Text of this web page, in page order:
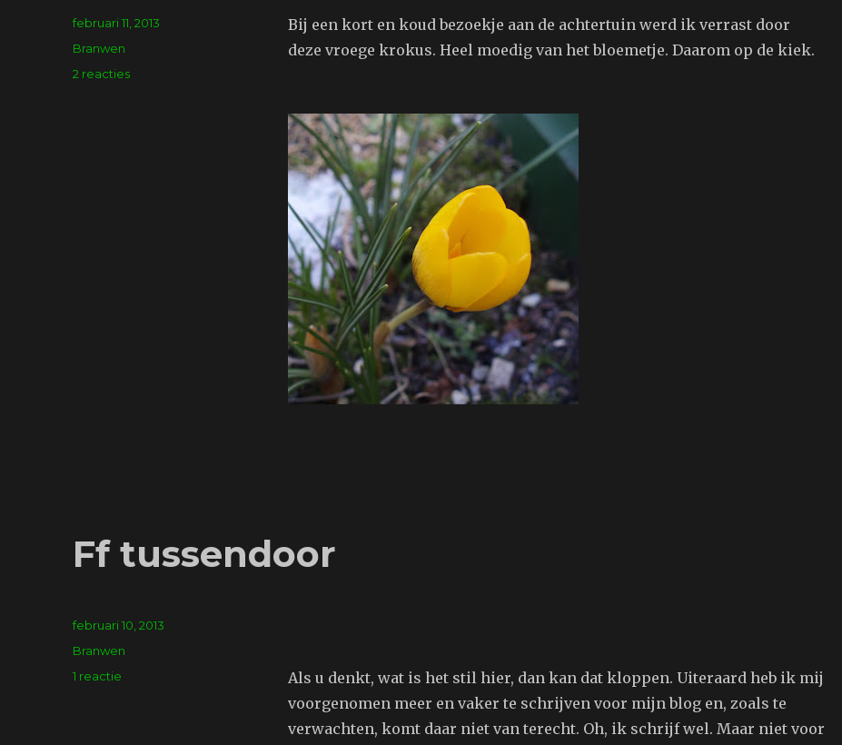
Bij een kort en koud bezoekje aan de achtertuin werd ik verrast door
deze vroege krokus. Heel moedig van het bloemetje. Daarom op de kiek.
Geplaatst
februari 11, 2013
Tags
Branwen
2 reactiesop
Ff tussendoor
Als u denkt, wat is het stil hier, dan kan dat kloppen. Uiteraard heb ik mij
voorgenomen meer en vaker te schrijven voor mijn blog en, zoals te
verwachten, komt daar niet van terecht. Oh, ik schrijf wel. Maar niet voor
Geplaatst
februari 10, 2013
Tags
Branwen
1 reactie